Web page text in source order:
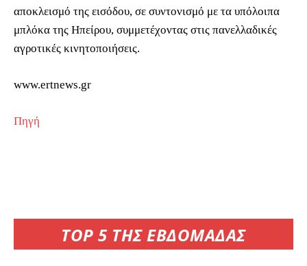
TOP 5 ΤΗΣ ΕΒΔΟΜΑΔΑΣ
αποκλεισμό της εισόδου, σε συντονισμό με τα υπόλοιπα
μπλόκα της Ηπείρου, συμμετέχοντας στις πανελλαδικές
αγροτικές κινητοποιήσεις.
www.ertnews.gr
Πηγή